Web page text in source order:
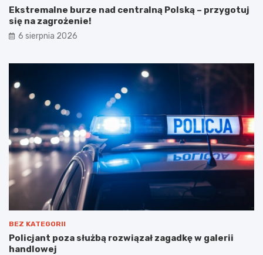
Ekstremalne burze nad centralną Polską – przygotuj
się na zagrożenie!
6 sierpnia 2026
BEZ KATEGORII
Policjant poza służbą rozwiązał zagadkę w galerii
handlowej